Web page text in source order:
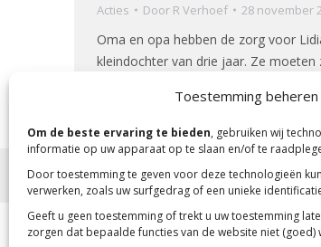
Toestemming beheren
Om de beste ervaring te bieden, gebruiken wij
informatie op uw apparaat op te slaan en/of te
Door toestemming te geven voor deze technologieën
verwerken, zoals uw surfgedrag of een unieke
Geeft u geen toestemming of trekt u uw toestemming
zorgen dat bepaalde functies van de website niet (goed)
Acties Door R Verhoef 28 november
Oma en opa hebben de zorg voor
kleindochter van drie jaar. Ze moeten
Copyright 2023 -Mensenkinderen